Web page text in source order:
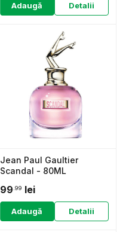
Adaugă Detalii
Jean Paul Gaultier
Scandal - 80ML
99 .99 lei
Adaugă Detalii